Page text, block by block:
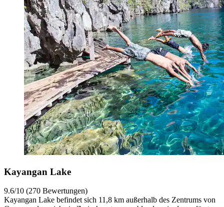
Kayangan Lake
9.6/10 (270 Bewertungen)
Kayangan Lake befindet sich 11,8 km außerhalb des Zentrums von